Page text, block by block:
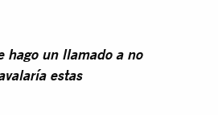
hago un llamado a no
estas